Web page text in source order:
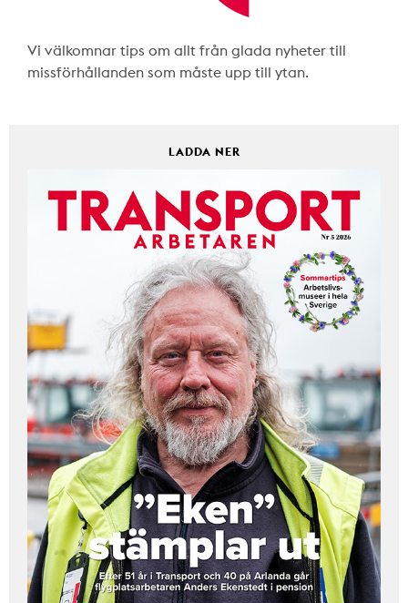
Vi välkomnar tips om allt från glada nyheter till
missförhållanden som måste upp till ytan.
LADDA NER